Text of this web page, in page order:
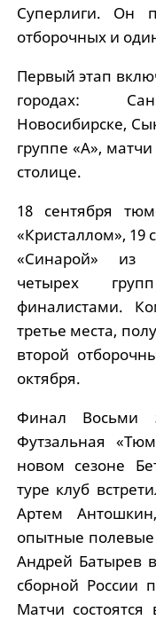
Суперлиги. Он
отборочных и
Первый этап
городах:
Новосибирске,
группе «А»,
столице.
18 сентября
«Кристаллом», 19
«Синарой» из
четырех
финалистами.
третье места,
второй
октября.
Финал Восьми
Футзальная
новом сезоне
туре клуб
Артем
опытные
Андрей Батырев
сборной России
Матчи